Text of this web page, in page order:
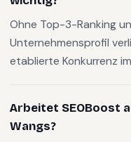
Ohne Top-3-Ranking
Unternehmensprofil
etablierte Konkurrenz
Arbeitet SEOBoost
Wangs?